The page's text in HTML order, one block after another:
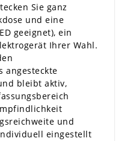
Sie ganz
und eine
geeignet), ein
Ihrer Wahl.
angesteckte
bleibt aktiv,
und
eingestellt